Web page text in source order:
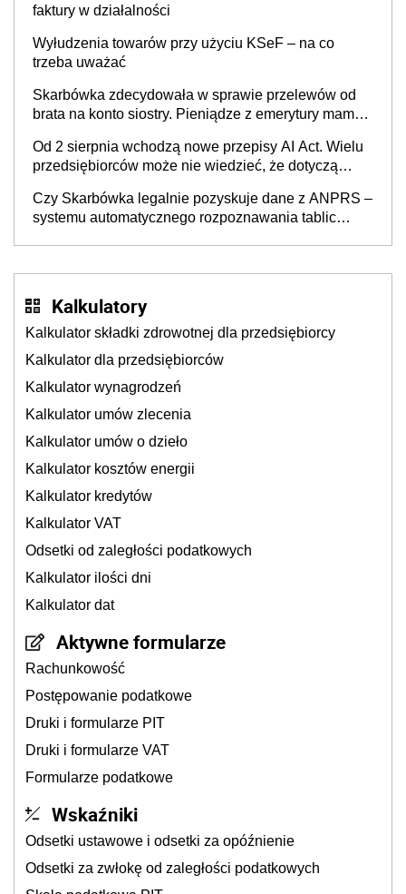
faktury w działalności
Wyłudzenia towarów przy użyciu KSeF – na co
trzeba uważać
Skarbówka zdecydowała w sprawie przelewów od
brata na konto siostry. Pieniądze z emerytury mamy
będzie
Od 2 sierpnia wchodzą nowe przepisy AI Act. Wielu
przedsiębiorców może nie wiedzieć, że dotyczą
Czy Skarbówka legalnie pozyskuje dane z ANPRS –
systemu automatycznego rozpoznawania tablic
Kalkulatory
Kalkulator składki zdrowotnej dla przedsiębiorcy
Kalkulator dla przedsiębiorców
Kalkulator wynagrodzeń
Kalkulator umów zlecenia
Kalkulator umów o dzieło
Kalkulator kosztów energii
Kalkulator kredytów
Kalkulator VAT
Odsetki od zaległości podatkowych
Kalkulator ilości dni
Kalkulator dat
Aktywne formularze
Rachunkowość
Postępowanie podatkowe
Druki i formularze PIT
Druki i formularze VAT
Formularze podatkowe
Wskaźniki
Odsetki ustawowe i odsetki za opóźnienie
Odsetki za zwłokę od zaległości podatkowych